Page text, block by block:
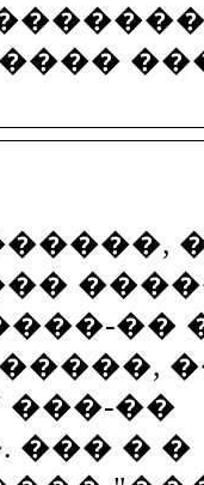
��
���-��
��� � �